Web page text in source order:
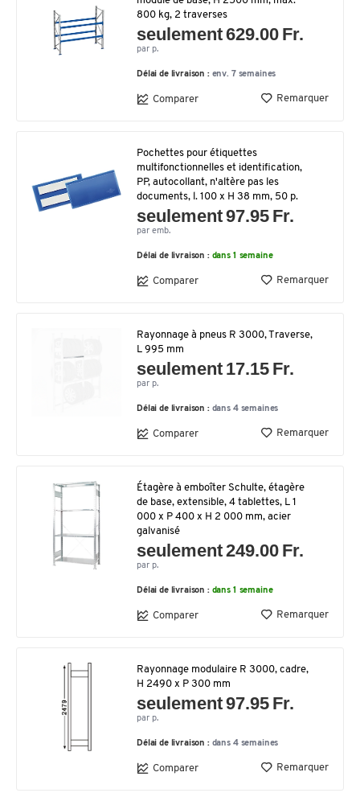
800 kg, 2 traverses
seulement 629.00 Fr.
par p.
Délai de livraison : env. 7 semaines
Comparer Remarquer
Pochettes pour étiquettes
multifonctionnelles et identification,
PP, autocollant, n'altère pas les
documents, l. 100 x H 38 mm, 50 p.
seulement 97.95 Fr.
par emb.
Délai de livraison : dans 1 semaine
Comparer Remarquer
Rayonnage à pneus R 3000, Traverse,
L 995 mm
seulement 17.15 Fr.
par p.
Délai de livraison : dans 4 semaines
Comparer Remarquer
Étagère à emboîter Schulte, étagère
de base, extensible, 4 tablettes, L 1
000 x P 400 x H 2 000 mm, acier
galvanisé
seulement 249.00 Fr.
par p.
Délai de livraison : dans 1 semaine
Comparer Remarquer
Rayonnage modulaire R 3000, cadre,
H 2490 x P 300 mm
seulement 97.95 Fr.
par p.
Délai de livraison : dans 4 semaines
Comparer Remarquer